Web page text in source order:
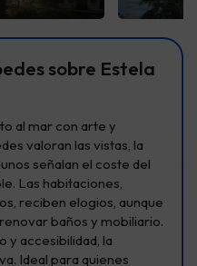
sobre Estela
al mar con arte y
valoran las vistas, la
señalan el coste del
Las habitaciones,
reciben elogios, aunque
baños y mobiliario.
y accesibilidad, la
Ideal para quienes